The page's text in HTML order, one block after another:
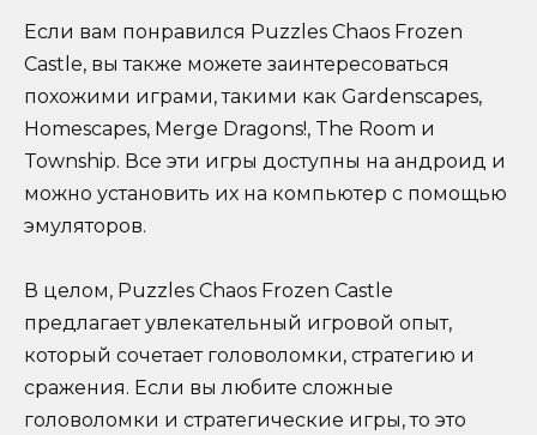
Если вам понравился Puzzles Chaos Frozen
Castle, вы также можете заинтересоваться
похожими играми, такими как Gardenscapes,
Homescapes, Merge Dragons!, The Room и
Township. Все эти игры доступны на андроид и
можно установить их на компьютер с помощью
эмуляторов.
В целом, Puzzles Chaos Frozen Castle
предлагает увлекательный игровой опыт,
который сочетает головоломки, стратегию и
сражения. Если вы любите сложные
головоломки и стратегические игры, то это